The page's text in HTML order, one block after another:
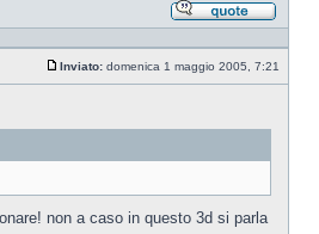
Inviato: domenica 1 maggio 2005, 7:21
non a caso in questo 3d si parla